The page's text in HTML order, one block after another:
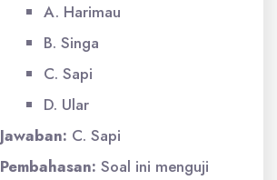
A. Harimau
B. Singa
C. Sapi
D. Ular
Jawaban: C. Sapi
Pembahasan: Soal ini menguji